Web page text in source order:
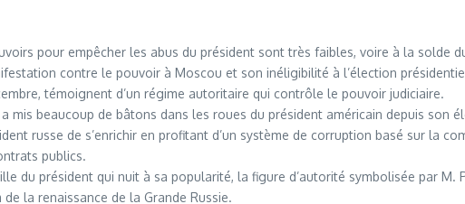
pour empêcher les abus du président sont très faibles, voire à la solde
contre le pouvoir à Moscou et son inéligibilité à l’élection
témoignent d’un régime autoritaire qui contrôle le pouvoir judiciaire.
mis beaucoup de bâtons dans les roues du président américain depuis son
russe de s’enrichir en profitant d’un système de corruption basé sur la
publics.
du président qui nuit à sa popularité, la figure d’autorité symbolisée par
la renaissance de la Grande Russie.